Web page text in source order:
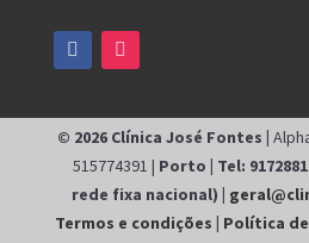
© 2026 Clínica José Fontes |
515774391 | Porto | Tel:
rede fixa nacional) |
Termos e condições | Política